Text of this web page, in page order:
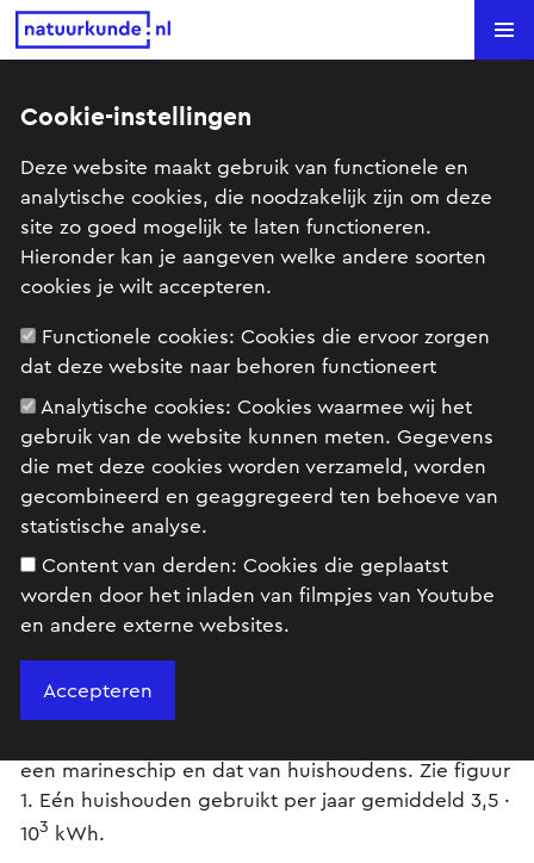
Natuurkunde.nl Search
Walstroom (HAVO examen,
2019-1, opg 1)
Onderwerp: Arbeid en energie, Elektrische stroom
Examenopgave HAVO, natuurkunde, 2019 tijdvak
1, opgave 1: Walstroom
uitgebracht over de energievoorziening van
een marineschip en dat van huishoudens. Zie figuur
1. Eén huishouden gebruikt per jaar gemiddeld 3,5 ∙
103 kWh.
Cookie-instellingen
Deze website maakt gebruik van functionele en
analytische cookies, die noodzakelijk zijn om deze
site zo goed mogelijk te laten functioneren.
Hieronder kan je aangeven welke andere soorten
cookies je wilt accepteren.
Functionele cookies: Cookies die ervoor zorgen
dat deze website naar behoren functioneert
Analytische cookies: Cookies waarmee wij het
gebruik van de website kunnen meten. Gegevens
die met deze cookies worden verzameld, worden
gecombineerd en geaggregeerd ten behoeve van
statistische analyse.
Content van derden: Cookies die geplaatst
worden door het inladen van filmpjes van Youtube
en andere externe websites.